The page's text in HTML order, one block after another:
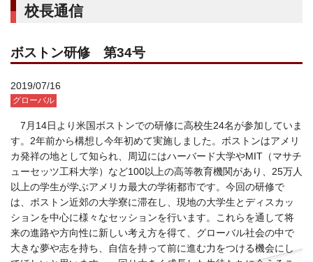
校長通信
ボストン研修 第34号
2019/07/16
グローバル
7月14日より米国ボストンでの研修に高校生24名が参加していま
す。2年前から構想し今年初めて実施しました。ボストンはアメリ
カ発祥の地として知られ、周辺にはハーバード大学やMIT（マサチ
ューセッツ工科大学）など100以上の高等教育機関があり、25万人
以上の学生が学ぶアメリカ最大の学術都市です。今回の研修で
は、ボストン近郊の大学寮に滞在し、現地の大学生とディスカッ
ションを中心に様々なセッションを行います。これらを通して将
来の進路や方向性に新しい考え方を得て、グローバル社会の中で
大きな夢や志を持ち、自信を持って前に進む力をつける機会にし